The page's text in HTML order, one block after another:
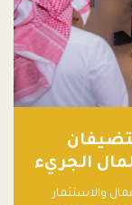
الجريء
والاستثمار